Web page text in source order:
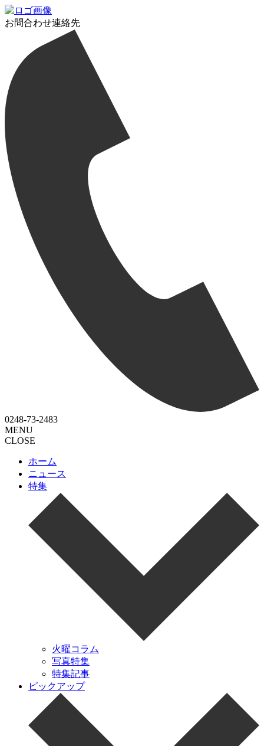
お問合わせ連絡先
0248-73-2483
MENU
CLOSE
ホーム
ニュース
特集
火曜コラム
写真特集
特集記事
ピックアップ